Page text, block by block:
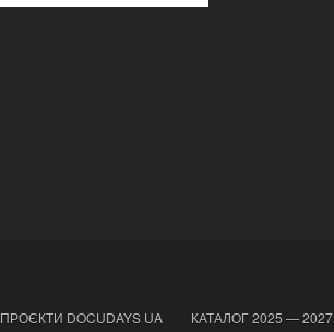
ПРОЄКТИ DOCUDAYS UA КАТАЛОГ 2025 — 2027